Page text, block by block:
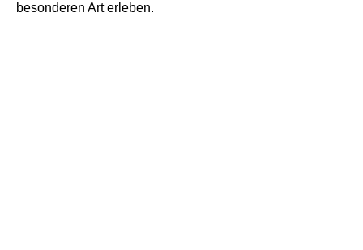
besonderen Art erleben.